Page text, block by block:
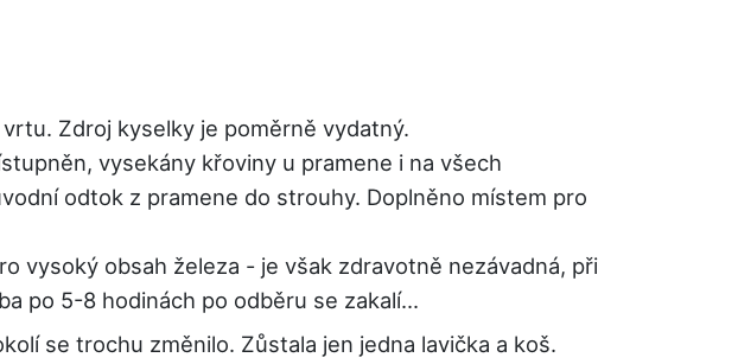
Zdroj kyselky je poměrně vydatný.
vysekány křoviny u pramene i na všech
odtok z pramene do strouhy. Doplněno místem pro
vysoký obsah železa - je však zdravotně nezávadná, při
po 5-8 hodinách po odběru se zakalí...
se trochu změnilo. Zůstala jen jedna lavička a koš.